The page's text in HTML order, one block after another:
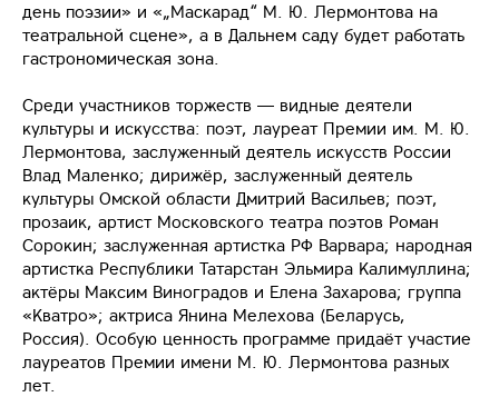
день поэзии» и «„Маскарад“ М. Ю. Лермонтова на
театральной сцене», а в Дальнем саду будет работать
гастрономическая зона.
Среди участников торжеств — видные деятели
культуры и искусства: поэт, лауреат Премии им. М. Ю.
Лермонтова, заслуженный деятель искусств России
Влад Маленко; дирижёр, заслуженный деятель
культуры Омской области Дмитрий Васильев; поэт,
прозаик, артист Московского театра поэтов Роман
Сорокин; заслуженная артистка РФ Варвара; народная
артистка Республики Татарстан Эльмира Калимуллина;
актёры Максим Виноградов и Елена Захарова; группа
«Кватро»; актриса Янина Мелехова (Беларусь,
Россия). Особую ценность программе придаёт участие
лауреатов Премии имени М. Ю. Лермонтова разных
лет.